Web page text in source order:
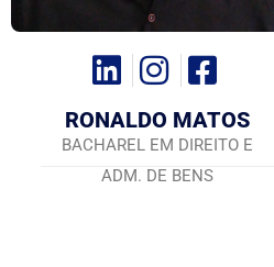
RONALDO MATOS
BACHAREL EM DIREITO E
ADM. DE BENS